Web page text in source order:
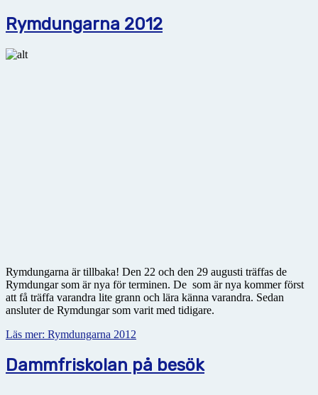
Rymdungarna 2012
Rymdungarna är tillbaka! Den 22 och den 29 augusti träffas de
Rymdungar som är nya för terminen. De som är nya kommer först
att få träffa varandra lite grann och lära känna varandra. Sedan
ansluter de Rymdungar som varit med tidigare.
Läs mer: Rymdungarna 2012
Dammfriskolan på besök